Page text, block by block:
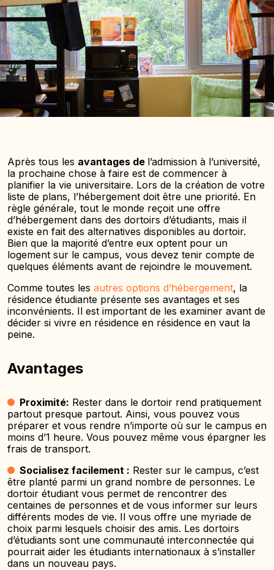
Après tous les avantages de l’admission à l’université,
la prochaine chose à faire est de commencer à
planifier la vie universitaire. Lors de la création de votre
liste de plans, l’hébergement doit être une priorité. En
règle générale, tout le monde reçoit une offre
d’hébergement dans des dortoirs d’étudiants, mais il
existe en fait des alternatives disponibles au dortoir.
Bien que la majorité d’entre eux optent pour un
logement sur le campus, vous devez tenir compte de
quelques éléments avant de rejoindre le mouvement.
Comme toutes les autres options d’hébergement, la
résidence étudiante présente ses avantages et ses
inconvénients. Il est important de les examiner avant de
décider si vivre en résidence en résidence en vaut la
peine.
Avantages
Proximité: Rester dans le dortoir rend pratiquement
partout presque partout. Ainsi, vous pouvez vous
préparer et vous rendre n’importe où sur le campus en
moins d’1 heure. Vous pouvez même vous épargner les
frais de transport.
Socialisez facilement : Rester sur le campus, c’est
être planté parmi un grand nombre de personnes. Le
dortoir étudiant vous permet de rencontrer des
centaines de personnes et de vous informer sur leurs
différents modes de vie. Il vous offre une myriade de
choix parmi lesquels choisir des amis. Les dortoirs
d’étudiants sont une communauté interconnectée qui
pourrait aider les étudiants internationaux à s’installer
dans un nouveau pays.